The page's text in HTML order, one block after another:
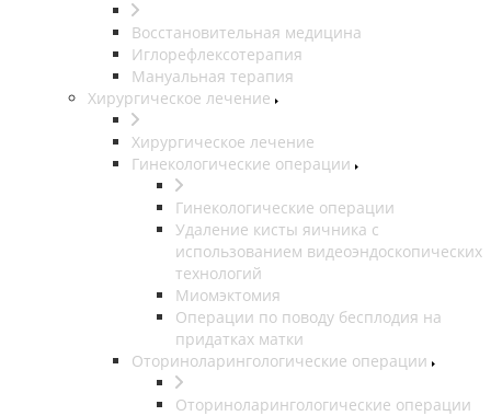
Восстановительная медицина
Иглорефлексотерапия
Мануальная терапия
Хирургическое лечение
Хирургическое лечение
Гинекологические операции
Гинекологические операции
Удаление кисты яичника с
использованием видеоэндоскопических
технологий
Миомэктомия
Операции по поводу бесплодия на
придатках матки
Оториноларингологические операции
Оториноларингологические операции